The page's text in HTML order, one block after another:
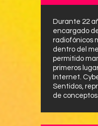
Durante 22
encargado
radiofónicos
dentro del
permitido
primeros
Internet.
Sentidos,
de conceptos